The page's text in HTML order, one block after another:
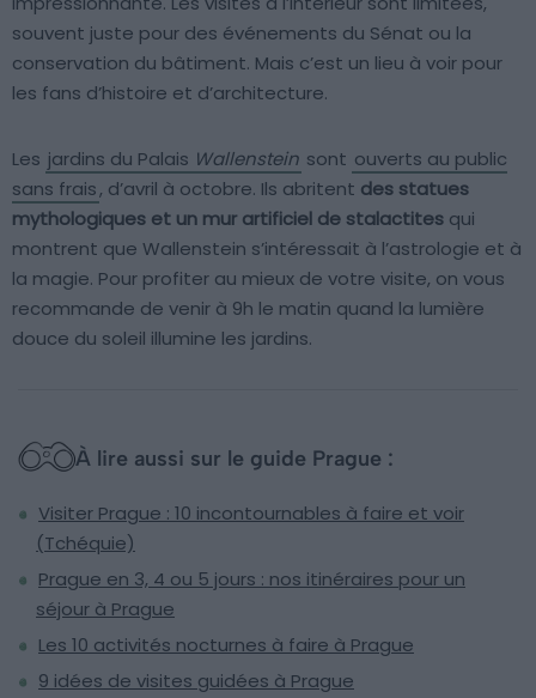
souvent juste pour des événements du Sénat ou la
conservation du bâtiment. Mais c’est un lieu à voir pour
les fans d’histoire et d’architecture.
Les jardins du Palais Wallenstein sont ouverts au public
sans frais, d’avril à octobre. Ils abritent des statues
mythologiques et un mur artificiel de stalactites qui
montrent que Wallenstein s’intéressait à l’astrologie et à
la magie. Pour profiter au mieux de votre visite, on vous
recommande de venir à 9h le matin quand la lumière
douce du soleil illumine les jardins.
À lire aussi sur le guide Prague :
Visiter Prague : 10 incontournables à faire et voir
(Tchéquie)
Prague en 3, 4 ou 5 jours : nos itinéraires pour un
séjour à Prague
Les 10 activités nocturnes à faire à Prague
9 idées de visites guidées à Prague